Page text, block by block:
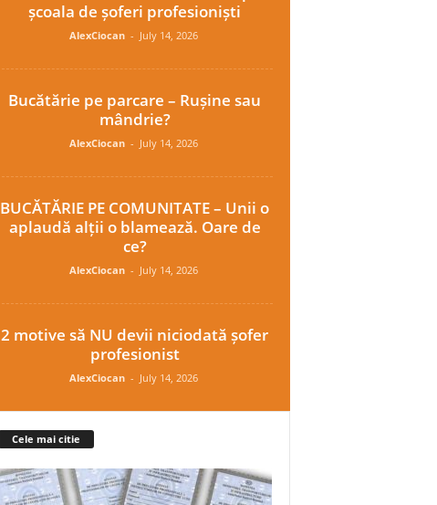
școala de șoferi profesioniști
AlexCiocan - July 14, 2026
Bucătărie pe parcare – Rușine sau
mândrie?
AlexCiocan - July 14, 2026
BUCĂTĂRIE PE COMUNITATE – Unii o
aplaudă alții o blamează. Oare de
ce?
AlexCiocan - July 14, 2026
2 motive să NU devii niciodată șofer
profesionist
AlexCiocan - July 14, 2026
Cele mai citie